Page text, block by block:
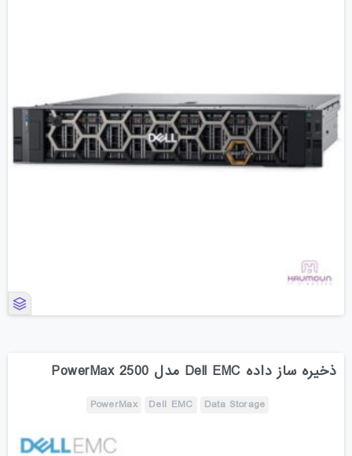
ذخیره ساز داده Dell EMC مدل PowerMax 2500
Data Storage
Dell EMC
PowerMax